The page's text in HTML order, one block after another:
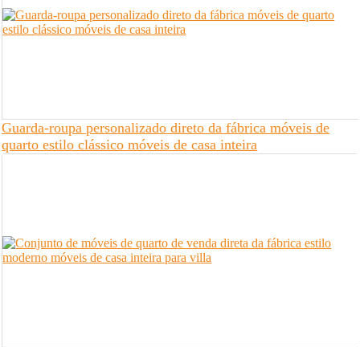
Guarda-roupa personalizado direto da fábrica móveis de
quarto estilo clássico móveis de casa inteira